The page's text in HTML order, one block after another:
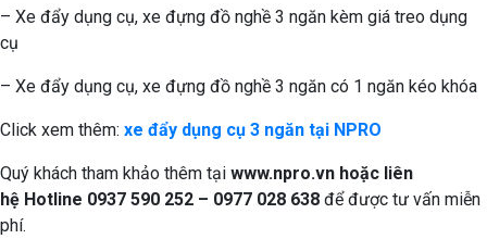
– Xe đẩy dụng cụ, xe đựng đồ nghề 3 ngăn kèm giá treo dụng
cụ
– Xe đẩy dụng cụ, xe đựng đồ nghề 3 ngăn có 1 ngăn kéo khóa
Click xem thêm: xe đẩy dụng cụ 3 ngăn tại NPRO
Quý khách tham khảo thêm tại www.npro.vn hoặc liên
hệ Hotline 0937 590 252 – 0977 028 638 để được tư vấn miễn
phí.